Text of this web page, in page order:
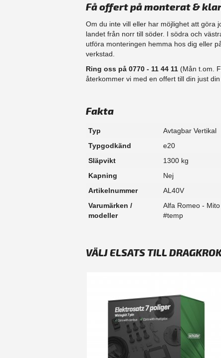
Få offert på monterat &
Om du inte vill eller har möjlighet att göra
landet från norr till söder. I södra och
​utföra monteringen hemma hos dig eller
verkstad.
Ring oss på 0770 - 11 44 11 (Mån t.om.
återkommer vi med en offert till din just din
Fakta
Typ
Avtagbar Vertikal
Typgodkänd
e20
Släpvikt
1300 kg
Kapning
Nej
Artikelnummer
AL40V
Varumärken /
modeller
Alfa Romeo -
#temp
VÄLJ ELSATS TILL